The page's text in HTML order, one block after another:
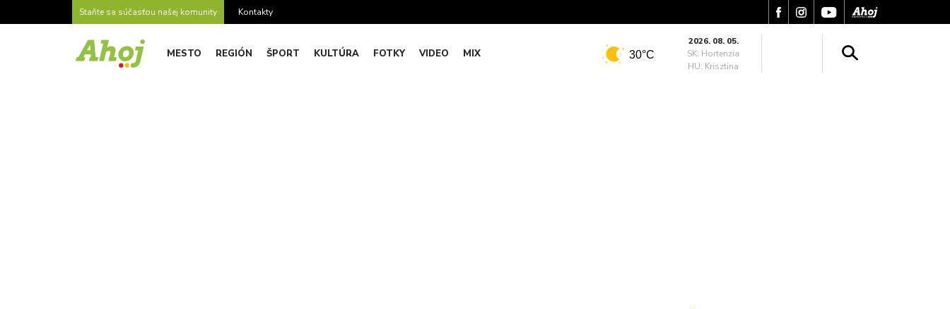
Staňte sa súčasťou našej komunity Kontakty
MESTO REGIÓN ŠPORT KULTÚRA FOTKY VIDEO MIX 30°C
2026. 08. 05.
SK: Hortenzia
HU: Krisztina